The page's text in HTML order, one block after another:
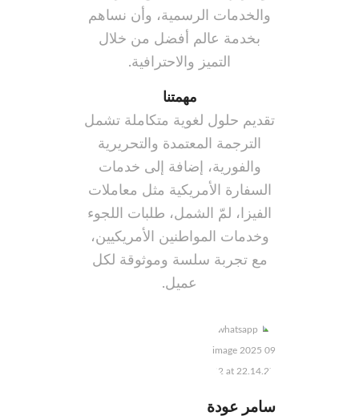
والخدمات الرسمية، وأن نساهم
بخدمة عالم أفضل من خلال
التميز والاحترافية.
مهمتنا
تقديم حلول لغوية متكاملة تشمل
الترجمة المعتمدة والتحريرية
والفورية، إضافة إلى خدمات
السفارة الأمريكية مثل معاملات
الفيزا، لمّ الشمل، طلبات اللجوء
وخدمات المواطنين الأمريكيين،
مع تجربة سلسة وموثوقة لكل
عميل.
سامر عودة